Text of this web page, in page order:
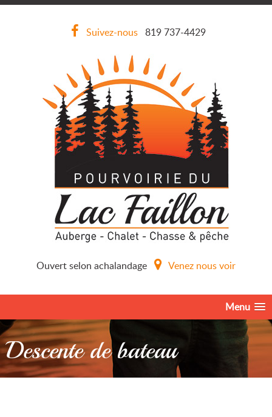
Suivez-nous 819 737-4429
Ouvert selon achalandage Venez nous voir
Menu
Descente de bateau